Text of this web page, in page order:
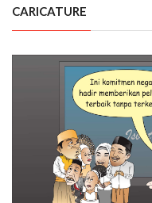
CARICATURE